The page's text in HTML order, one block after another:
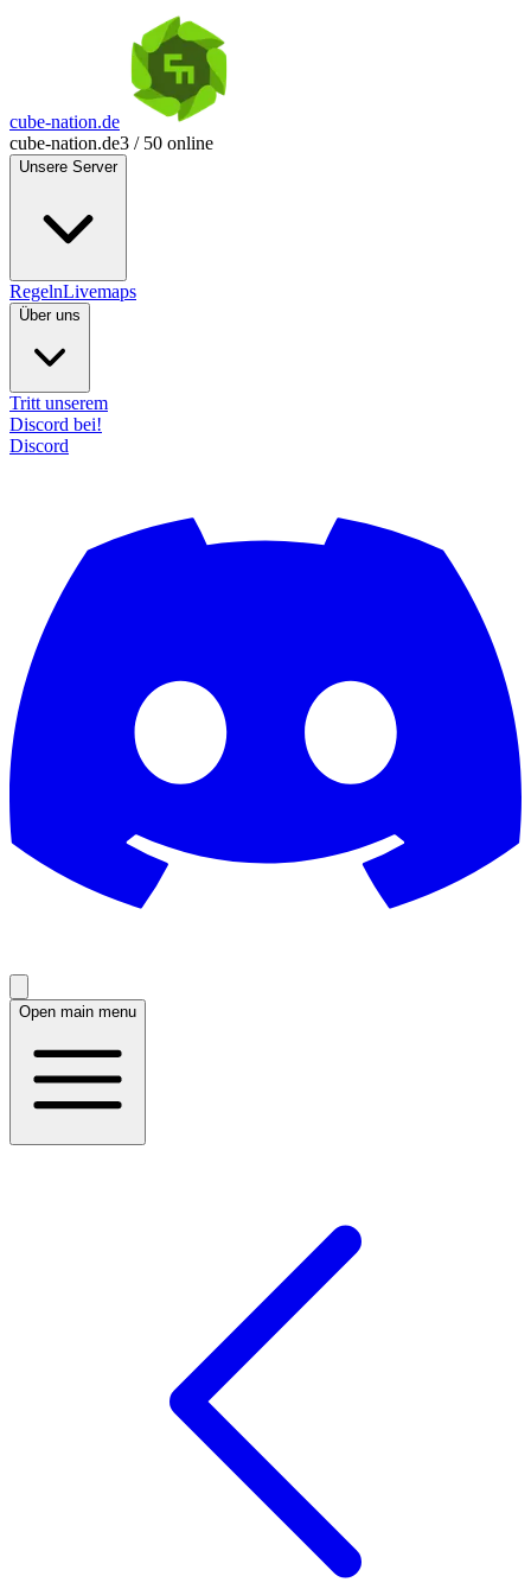
cube-nation.de
cube-nation.de3 / 50 online
Unsere Server
RegelnLivemaps
Über uns
Tritt unserem
Discord bei!
Discord
Open main menu